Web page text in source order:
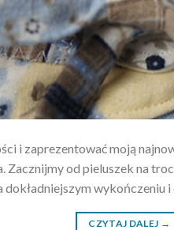
i zaprezentować moją
Zacznijmy od pieluszek na
dokładniejszym wykończeniu i
CZYTAJ DALEJ →